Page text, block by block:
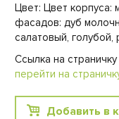
Цвет: Цвет корпуса:
фасадов: дуб
салатовый, голубой,
Ссылка на
перейти на
Добавить в